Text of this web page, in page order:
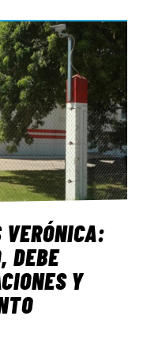
VERÓNICA:
DEBE
Y